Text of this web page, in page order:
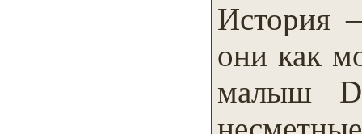
История
они как
малыш